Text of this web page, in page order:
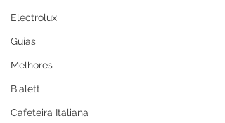
Electrolux
Guias
Melhores
Bialetti
Cafeteira Italiana